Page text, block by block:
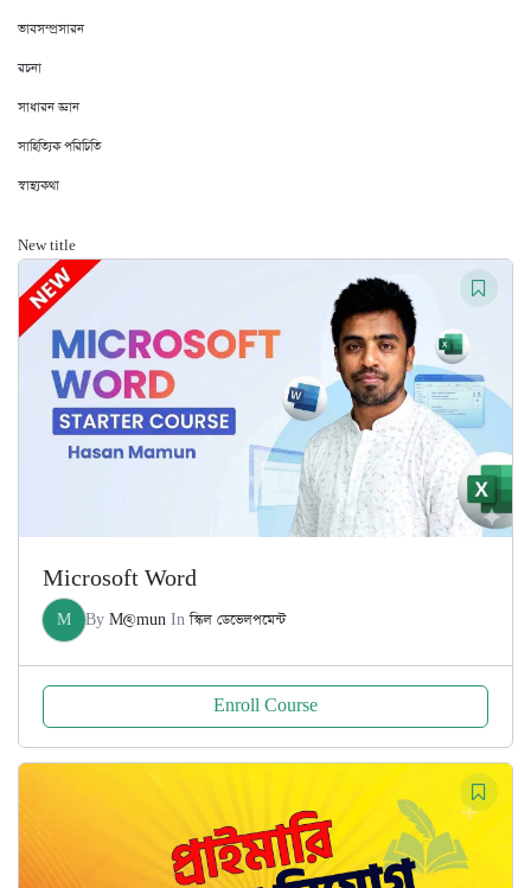
ভাবসম্প্রসারন
রচনা
সাধারন জ্ঞান
সাহিত্যিক পরিচিতি
স্বাস্থ্যকথা
New title
Microsoft Word
M By M@mun Inস্কিল ডেভেলপমেন্ট
Enroll Course